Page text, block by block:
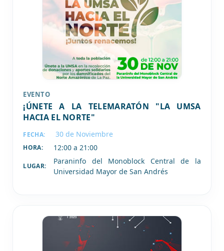
EVENTO
¡ÚNETE A LA TELEMARATÓN "LA UMSA
HACIA EL NORTE"
FECHA: 30 de Noviembre
HORA: 12:00 a 21:00
LUGAR:
Paraninfo del Monoblock Central de la
Universidad Mayor de San Andrés